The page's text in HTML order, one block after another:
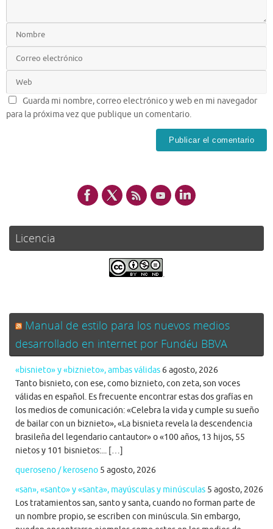
Guarda mi nombre, correo electrónico y web en mi navegador
para la próxima vez que publique un comentario.
Licencia
.
Manual de estilo para los nuevos medios
desarrollado en internet por Fundéu BBVA
«bisnieto» y «biznieto», ambas válidas 6 agosto, 2026
Tanto bisnieto, con ese, como biznieto, con zeta, son voces
válidas en español. Es frecuente encontrar estas dos grafías en
los medios de comunicación: «Celebra la vida y cumple su sueño
de bailar con un biznieto», «La bisnieta revela la descendencia
brasileña del legendario cantautor» o «100 años, 13 hijos, 55
nietos y 101 bisnietos:... […]
queroseno / keroseno 5 agosto, 2026
«san», «santo» y «santa», mayúsculas y minúsculas 5 agosto, 2026
Los tratamientos san, santo y santa, cuando no forman parte de
un nombre propio, se escriben con minúscula. Sin embargo,